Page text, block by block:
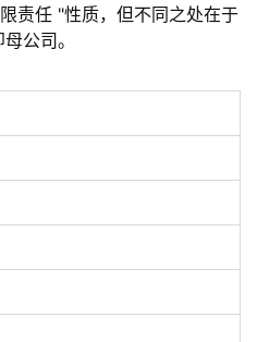
责任 "性质，但不同之处在于
公司。